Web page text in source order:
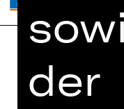
Home
Spielplan
der